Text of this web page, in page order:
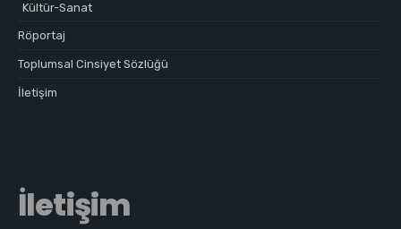
Kültür-Sanat
Röportaj
Toplumsal Cinsiyet Sözlüğü
İletişim
İletişim